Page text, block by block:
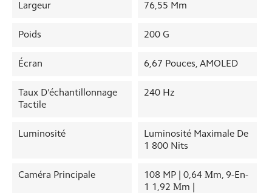
Largeur 76,55 Mm
Poids 200 G
Écran 6,67 Pouces, AMOLED
Taux D'échantillonnage
Tactile
240 Hz
Luminosité
Luminosité Maximale De
1 800 Nits
Caméra Principale
108 MP | 0,64 Μm, 9-En-
1 1,92 Μm |